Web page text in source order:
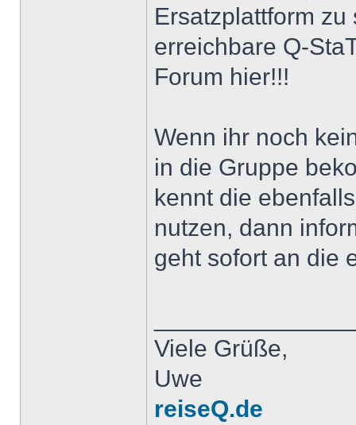
Ersatzplattform
erreichbare Q-
Forum hier!!!
Wenn ihr noch
in die Gruppe
kennt die
nutzen, dann
geht sofort an die
Viele Grüße,
Uwe
reiseQ.de